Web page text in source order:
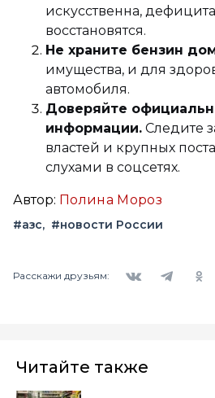
искусственна,
восстановятся.
Не храните бензин
имущества, и для
автомобиля.
Доверяйте
информации. Следите
властей и крупных
слухами в соцсетях.
Автор: Полина Мороз
#азс #новости России
Расскажи друзьям:
Читайте также